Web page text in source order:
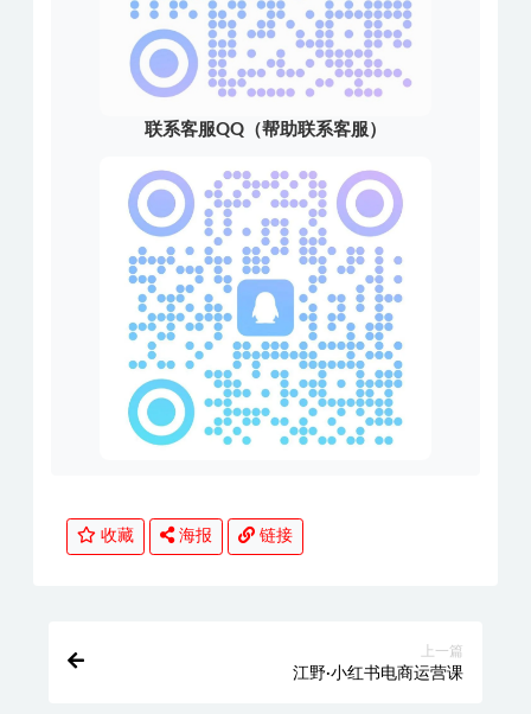
联系客服QQ（帮助联系客服）
收藏 海报 链接
上一篇
江野·小红书电商运营课